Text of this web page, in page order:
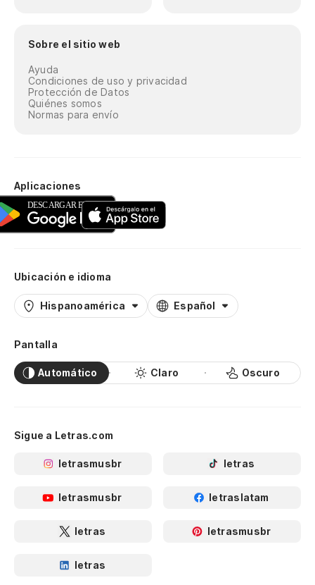
Sobre el sitio web
Ayuda
Condiciones de uso y privacidad
Protección de Datos
Quiénes somos
Normas para envío
Aplicaciones
Ubicación e idioma
Hispanoamérica Español
Pantalla
Automático Claro Oscuro
Sigue a Letras.com
letrasmusbr letras
letrasmusbr letraslatam
letras letrasmusbr
letras